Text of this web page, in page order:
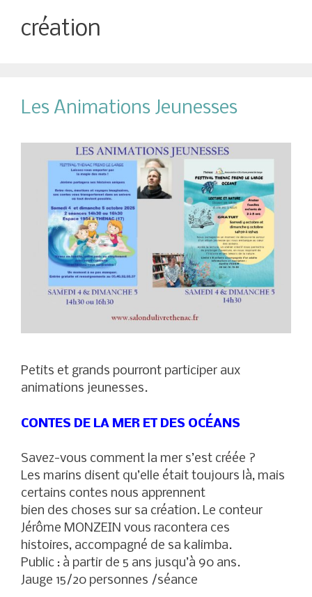
création
Les Animations Jeunesses
Petits et grands pourront participer aux
animations jeunesses.
CONTES DE LA MER ET DES OCÉANS
Savez-vous comment la mer s’est créée ?
Les marins disent qu’elle était toujours là, mais
certains contes nous apprennent
bien des choses sur sa création. Le conteur
Jérôme MONZEIN vous racontera ces
histoires, accompagné de sa kalimba.
Public : à partir de 5 ans jusqu’à 90 ans.
Jauge 15/20 personnes /séance